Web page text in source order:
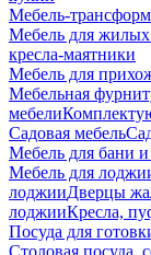
Мебель-
Мебель для
кресла-маятники
Мебель для
Мебельная
мебели
Садовая мебель
Мебель для бани
Мебель для
лоджииДверцы
лоджииКресла,
Посуда для
Столовая посуда,